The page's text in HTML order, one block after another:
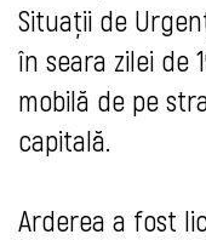
Situații de
în seara zilei de
mobilă de pe
capitală.
Arderea a fost